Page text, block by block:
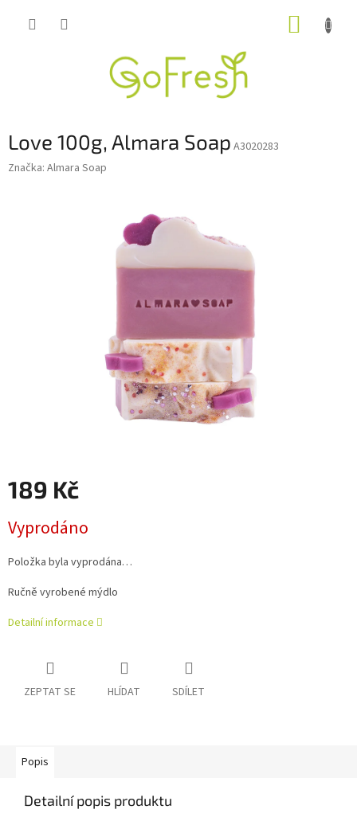
Love 100g, Almara Soap A3020283
Značka: Almara Soap
189 Kč
cena:
Vyprodáno
Položka byla vyprodána…
Ručně vyrobené mýdlo
Detailní informace
ZEPTAT SE HLÍDAT SDÍLET
Popis
Detailní popis produktu